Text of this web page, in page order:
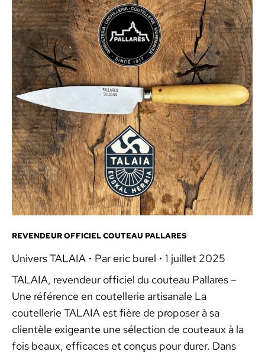
REVENDEUR OFFICIEL COUTEAU PALLARES
Univers TALAIA Par eric burel
1 juillet 2025
TALAIA, revendeur officiel du couteau Pallares –
Une référence en coutellerie artisanale La
coutellerie TALAIA est fière de proposer à sa
clientèle exigeante une sélection de couteaux à la
fois beaux, efficaces et conçus pour durer. Dans